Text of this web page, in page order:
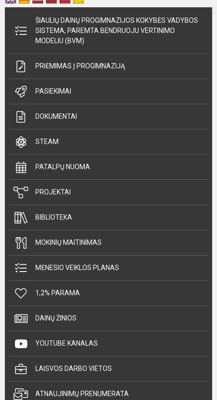
ŠIAULIŲ DAINŲ PROGIMNAZIJOS KOKYBĖS VADYBOS
SISTEMA, PAREMTA BENDRUOJU VERTINIMO
MODELIU (BVM)
PRIĖMIMAS Į PROGIMNAZIJĄ
PASIEKIMAI
DOKUMENTAI
STEAM
PATALPŲ NUOMA
PROJEKTAI
BIBLIOTEKA
MOKINIŲ MAITINIMAS
MĖNESIO VEIKLOS PLANAS
1,2% PARAMA
DAINŲ ŽINIOS
YOUTUBE KANALAS
LAISVOS DARBO VIETOS
ATNAUJINIMŲ PRENUMERATA